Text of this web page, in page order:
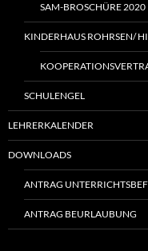
SAM-BROSCHÜRE 2020
KINDERHAUS ROHRSEN/
SCHULENGEL
LEHRERKALENDER
DOWNLOADS
ANTRAG
ANTRAG BEURLAUBUNG